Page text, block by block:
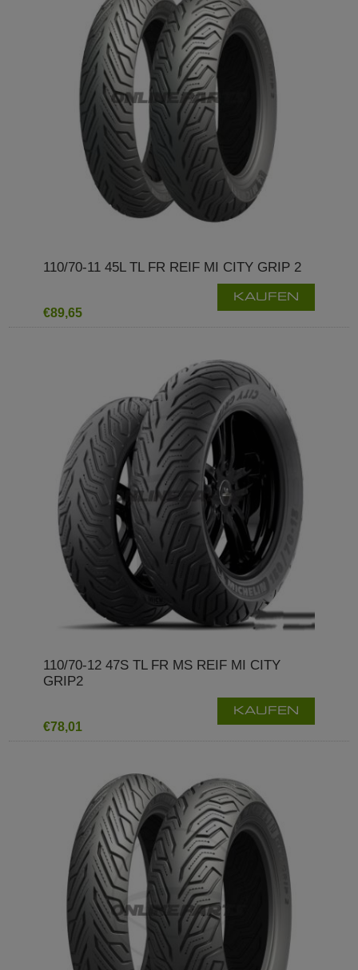
110/70-11 45L TL FR REIF MI CITY GRIP 2
€89,65
KAUFEN
110/70-12 47S TL FR MS REIF MI CITY
GRIP2
€78,01
KAUFEN